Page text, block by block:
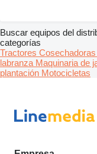
Buscar equipos del
categorías
Tractores Cosechadoras
labranza Maquinaria de
plantación Motocicletas